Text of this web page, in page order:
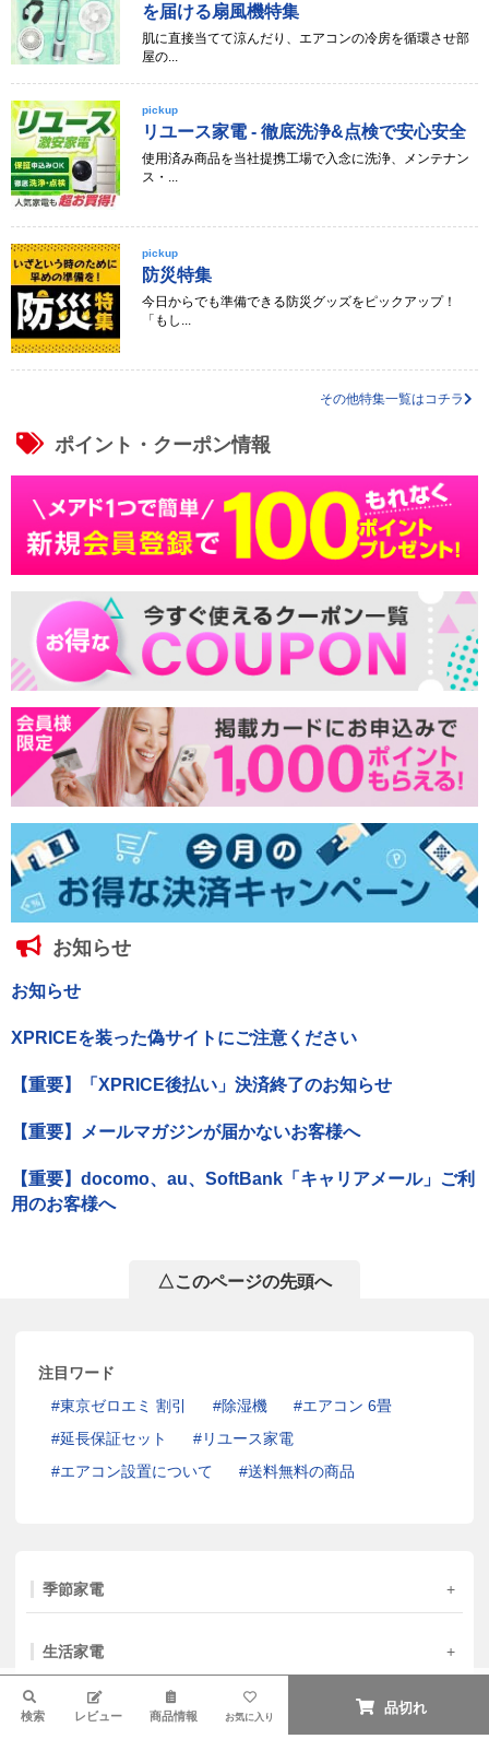
を届ける扇風機特集
肌に直接当てて涼んだり、エアコンの冷房を循環させ部
屋の...
pickup
リユース家電 - 徹底洗浄&点検で安心安全
使用済み商品を当社提携工場で入念に洗浄、メンテナン
ス・...
pickup
防災特集
今日からでも準備できる防災グッズをピックアップ！
「もし...
その他特集一覧はコチラ
ポイント・クーポン情報
お知らせ
お知らせ
XPRICEを装った偽サイトにご注意ください
【重要】「XPRICE後払い」決済終了のお知らせ
【重要】メールマガジンが届かないお客様へ
【重要】docomo、au、SoftBank「キャリアメール」ご利
用のお客様へ
△このページの先頭へ
注目ワード
東京ゼロエミ 割引
除湿機
エアコン 6畳
延長保証セット
リユース家電
エアコン設置について
送料無料の商品
季節家電
生活家電
AV機器・カメラ
検索 レビュー 商品情報 お気に入り
品切れ